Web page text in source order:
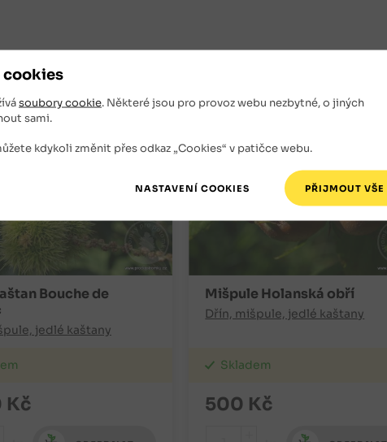
cookies
soubory cookie. Některé jsou pro provoz webu nezbytné, o jiných
sami.
kdykoli změnit přes odkaz „Cookies“ v patičce webu.
zboží
Bouche de
jedlé kaštany
Kč
Mišpule Holanská obří
Dřín, mišpule, jedlé kaštany
Skladem
500 Kč